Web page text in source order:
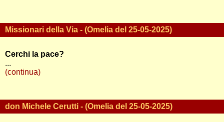
Missionari della Via - (Omelia del 25-05-2025)
Cerchi la pace?
...
(continua)
don Michele Cerutti - (Omelia del 25-05-2025)